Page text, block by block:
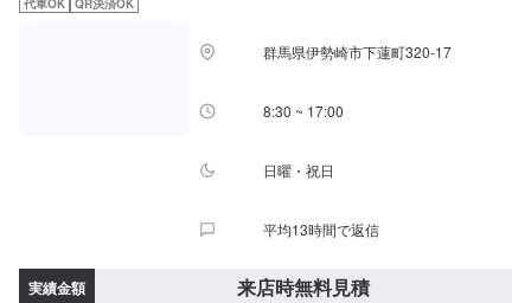
ご了承ください。□パーツ持ち込みについて□パーツの持ち込み可能です。オ
ファーの際に持ち込みパーツの詳細をご入力ください。【定休日・営業時
間】定休日：祝日営業時間：9:00~19:00
代車OK QR決済OK
群馬県伊勢崎市下蓮町320-17
8:30 ~ 17:00
日曜・祝日
平均13時間で返信
実績金額 来店時無料見積